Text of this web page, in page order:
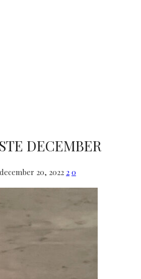
DECEMBER
20, 2022 2 0